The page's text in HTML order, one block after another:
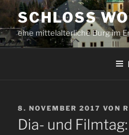
Zum
Inhalt
springen
SCHLOSS
eine mittelalterliche Burg im
VERÖFFENTLICHT
AM
8. NOVEMBER 2017 VON
Dia- und